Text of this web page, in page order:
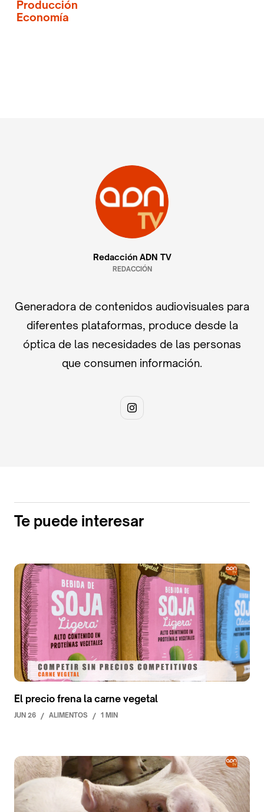
Producción
Economía
Redacción ADN TV
REDACCIÓN
Generadora de contenidos audiovisuales para
diferentes plataformas, produce desde la
óptica de las necesidades de las personas
que consumen información.
Te puede interesar
El precio frena la carne vegetal
JUN 26 / ALIMENTOS / 1 MIN